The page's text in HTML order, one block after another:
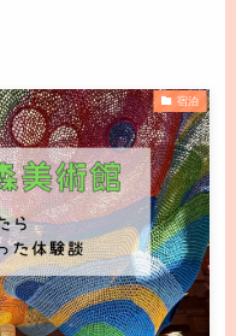
宿泊